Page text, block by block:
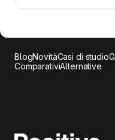
BlogNovitàCasi di studio
ComparativiAlternative